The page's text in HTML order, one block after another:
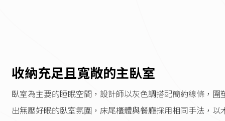
收納充足且寬敞的主臥室
臥室為主要的睡眠空間，設計師以灰色調搭配簡約線條，圍
出無壓好眠的臥室氛圍，床尾櫃體與餐廳採用相同手法，以